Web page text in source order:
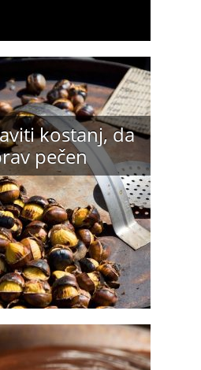
kostanj, da
pečen